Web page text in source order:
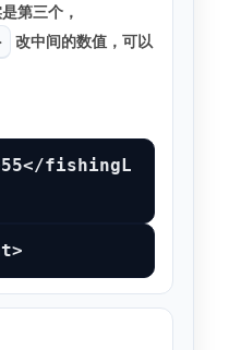
第三个，
改中间的数值，可以
fishingL